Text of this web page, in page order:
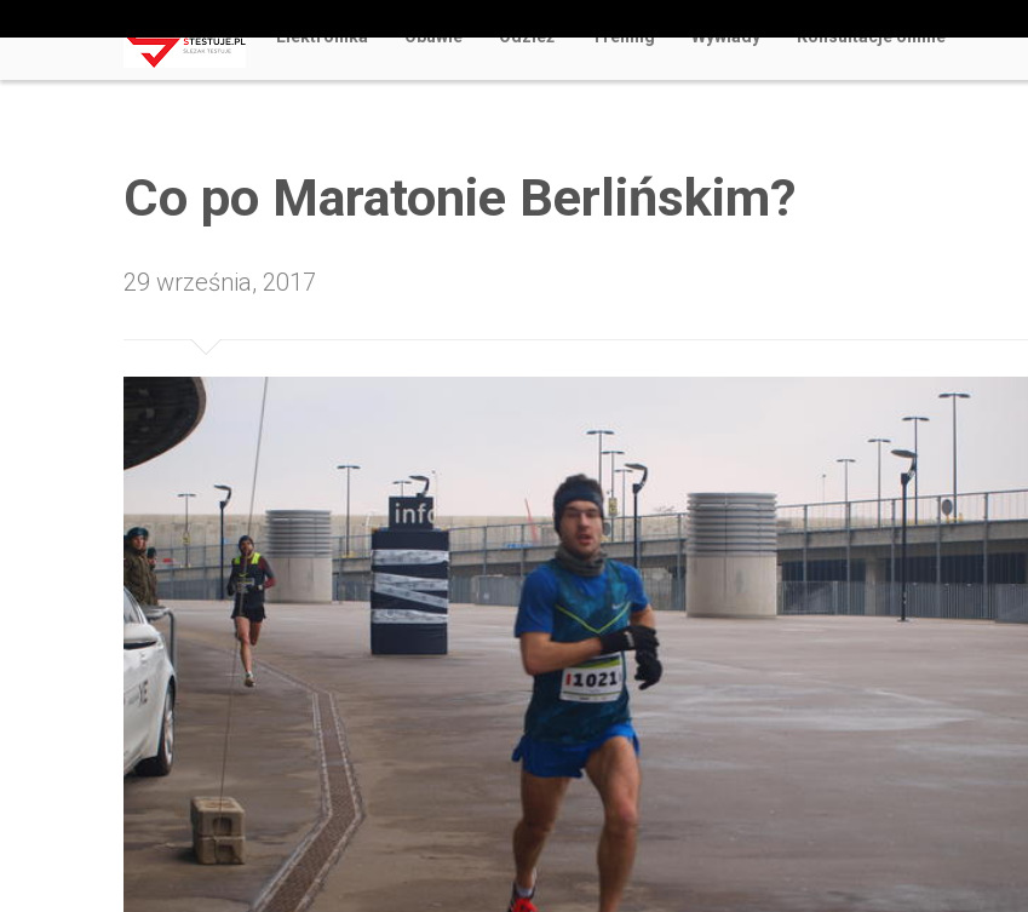
Elektronika Obuwie Odzież Trening Wywiady Konsultacje online
Co po Maratonie Berlińskim?
29 września, 2017